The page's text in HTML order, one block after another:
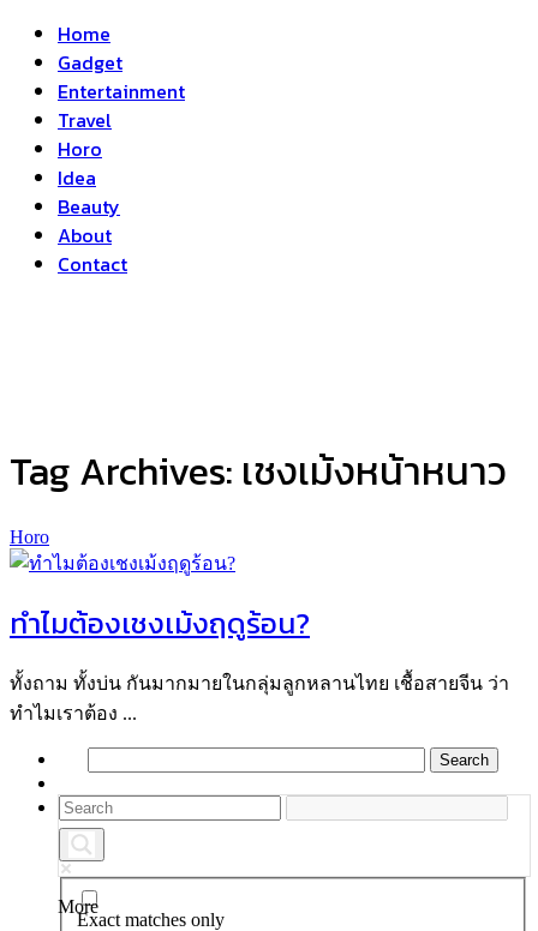
Home
Gadget
Entertainment
Travel
Horo
Idea
Beauty
About
Contact
Tag Archives: เชงเม้งหน้าหนาว
Horo
ทำไมต้องเชงเม้งฤดูร้อน?
ทั้งถาม ทั้งบ่น กันมากมายในกลุ่มลูกหลานไทย เชื้อสายจีน ว่า
ทำไมเราต้อง ...
More
Exact matches only